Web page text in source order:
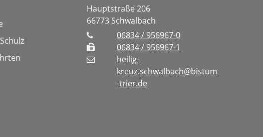
Hauptstraße 206
66773 Schwalbach
06834 / 956967-0
06834 / 956967-1
heilig-
kreuz.schwalbach@bistum
-trier.de